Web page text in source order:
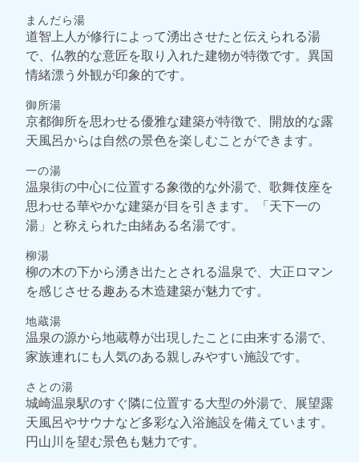
まんだら湯
道智上人が修行によって湧出させたと伝えられる湯
で、仏教的な意匠を取り入れた建物が特徴です。異国
情緒漂う外観が印象的です。
御所湯
京都御所を思わせる優雅な建築が特徴で、開放的な露
天風呂からは自然の景色を楽しむことができます。
一の湯
温泉街の中心に位置する象徴的な外湯で、歌舞伎座を
思わせる華やかな建築が目を引きます。「天下一の
湯」と称えられた由緒ある名湯です。
柳湯
柳の木の下から湧き出たとされる温泉で、大正ロマン
を感じさせる趣ある木造建築が魅力です。
地蔵湯
温泉の源から地蔵尊が出現したことに由来する湯で、
家族連れにも人気のある親しみやすい施設です。
さとの湯
城崎温泉駅のすぐ隣に位置する大型の外湯で、展望露
天風呂やサウナなど多彩な入浴施設を備えています。
円山川を望む景色も魅力です。